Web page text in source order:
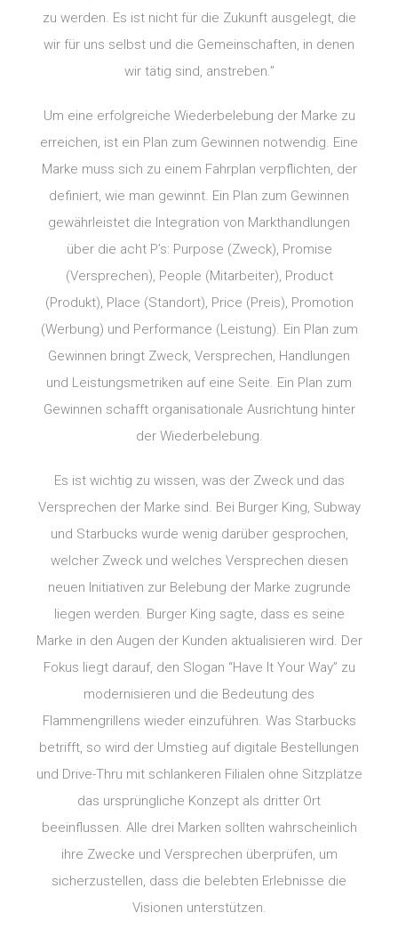
zu werden. Es ist nicht für die Zukunft ausgelegt, die
wir für uns selbst und die Gemeinschaften, in denen
wir tätig sind, anstreben.”
Um eine erfolgreiche Wiederbelebung der Marke zu
erreichen, ist ein Plan zum Gewinnen notwendig. Eine
Marke muss sich zu einem Fahrplan verpflichten, der
definiert, wie man gewinnt. Ein Plan zum Gewinnen
gewährleistet die Integration von Markthandlungen
über die acht P’s: Purpose (Zweck), Promise
(Versprechen), People (Mitarbeiter), Product
(Produkt), Place (Standort), Price (Preis), Promotion
(Werbung) und Performance (Leistung). Ein Plan zum
Gewinnen bringt Zweck, Versprechen, Handlungen
und Leistungsmetriken auf eine Seite. Ein Plan zum
Gewinnen schafft organisationale Ausrichtung hinter
der Wiederbelebung.
Es ist wichtig zu wissen, was der Zweck und das
Versprechen der Marke sind. Bei Burger King, Subway
und Starbucks wurde wenig darüber gesprochen,
welcher Zweck und welches Versprechen diesen
neuen Initiativen zur Belebung der Marke zugrunde
liegen werden. Burger King sagte, dass es seine
Marke in den Augen der Kunden aktualisieren wird. Der
Fokus liegt darauf, den Slogan “Have It Your Way” zu
modernisieren und die Bedeutung des
Flammengrillens wieder einzuführen. Was Starbucks
betrifft, so wird der Umstieg auf digitale Bestellungen
und Drive-Thru mit schlankeren Filialen ohne Sitzplätze
das ursprüngliche Konzept als dritter Ort
beeinflussen. Alle drei Marken sollten wahrscheinlich
ihre Zwecke und Versprechen überprüfen, um
sicherzustellen, dass die belebten Erlebnisse die
Visionen unterstützen.